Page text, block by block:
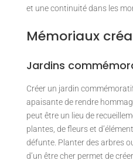
et une continuité dans les
Mémoriaux
Jardins
Créer un jardin
apaisante de rendre
peut être un lieu de
plantes, de fleurs et
défunte. Planter des arbres
d’un être cher permet de